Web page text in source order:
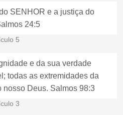
SENHOR e a justiça do
24:5
5
e da sua verdade
todas as extremidades da
nosso Deus. Salmos 98:3
3